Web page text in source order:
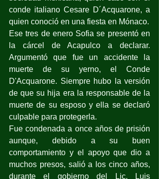
conde italiano Cesare D´Acquarone, a
quien conoció en una fiesta en Mónaco.
Ese tres de enero Sofia se presentó en
la cárcel de Acapulco a declarar.
Argumentó que fue un accidente la
muerte de su yerno, el Conde
D'Acquarone. Siempre hubo la versión
de que su hija era la responsable de la
muerte de su esposo y ella se declaró
culpable para protegerla.
Fue condenada a once años de prisión
aunque, debido a su buen
comportamiento y el apoyo que dio a
muchos presos, salió a los cinco años,
durante el gobierno del Lic. Luis